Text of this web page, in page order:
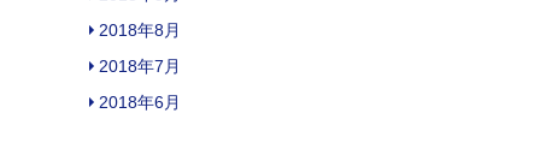
2018年8月
2018年7月
2018年6月